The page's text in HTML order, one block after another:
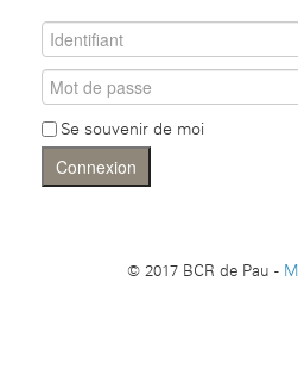
Se souvenir de moi
Connexion
© 2017 BCR de Pau -